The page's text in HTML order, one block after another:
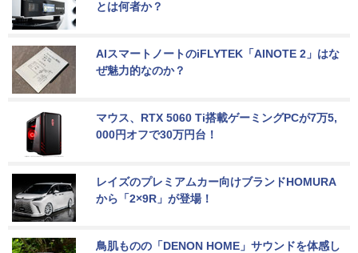
とは何者か？
AIスマートノートのiFLYTEK「AINOTE 2」はな
ぜ魅力的なのか？
マウス、RTX 5060 Ti搭載ゲーミングPCが7万5,
000円オフで30万円台！
レイズのプレミアムカー向けブランドHOMURA
から「2×9R」が登場！
鳥肌ものの「DENON HOME」サウンドを体感し